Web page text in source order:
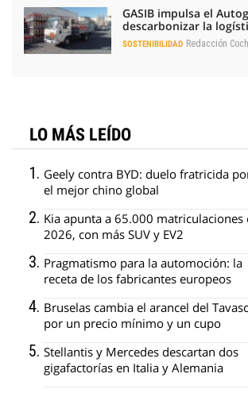
GASIB impulsa el
descarbonizar la
SOSTENIBILIDAD Redacción
LO MÁS LEÍDO
Geely contra BYD: duelo fratricida
el mejor chino global
Kia apunta a 65.000 matriculaciones
2026, con más SUV y EV2
Pragmatismo para la automoción: la
receta de los fabricantes europeos
Bruselas cambia el arancel del
por un precio mínimo y un cupo
Stellantis y Mercedes descartan dos
gigafactorías en Italia y Alemania